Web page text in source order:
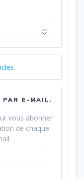
PAR E-MAIL.
vous abonner
de chaque